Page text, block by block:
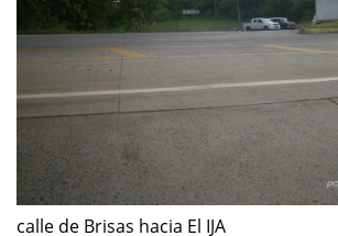
calle de Brisas hacia El IJA